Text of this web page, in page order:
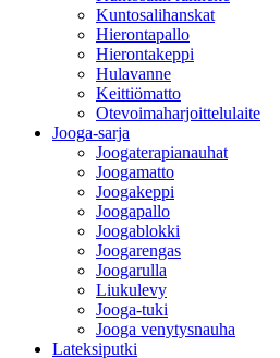
Kuntosalihanskat
Hierontapallo
Hierontakeppi
Hulavanne
Keittiömatto
Otevoimaharjoittelulaite
Jooga-sarja
Joogaterapianauhat
Joogamatto
Joogakeppi
Joogapallo
Joogablokki
Joogarengas
Joogarulla
Liukulevy
Jooga-tuki
Jooga venytysnauha
Lateksiputki